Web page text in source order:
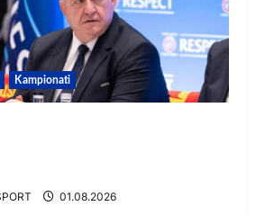
Kampionati
01.08.2026